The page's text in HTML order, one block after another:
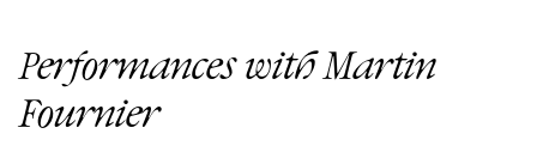
Performances with Martin
Fournier